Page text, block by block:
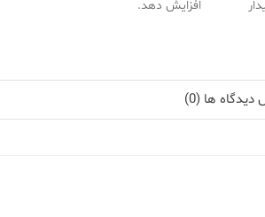
۲۰۱۲ پدیدار
افزایش دهد.
ها (0)